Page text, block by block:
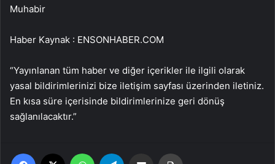
Muhabir
Haber Kaynak : ENSONHABER.COM
“Yayınlanan tüm haber ve diğer içerikler ile ilgili olarak
yasal bildirimlerinizi bize iletişim sayfası üzerinden iletiniz.
En kısa süre içerisinde bildirimlerinize geri dönüş
sağlanılacaktır.”
Facebook WhatsApp Email'den paylaş